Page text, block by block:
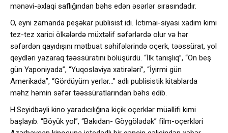
mənəvi-əxlaqi saflığından bəhs edən əsərlər sırasındadır.
O, eyni zamanda peşəkar publisist idi. İctimai-siyasi xadim kimi
tez-tez xarici ölkələrdə müxtəlif səfərlərdə olur və hər
səfərdən qayıdışını mətbuat səhifələrində oçerk, təəssürat, yol
qeydləri yazaraq təəssüratını bölüşürdü. “İlk tanışlıq”, “On beş
gün Yaponiyada”, “Yuqoslaviya xatirələri”, “İyirmi gün
Amerikada”, “Gördüyüm yerlər…” adlı publisistik kitablarda
məhz həmin səfər təəssüratlarından bəhs edib.
H.Seyidbəyli kino yaradıcılığına kiçik oçerklər müəllifi kimi
başlayıb. “Böyük yol”, “Bakıdan- Göygölədək” film-oçerkləri